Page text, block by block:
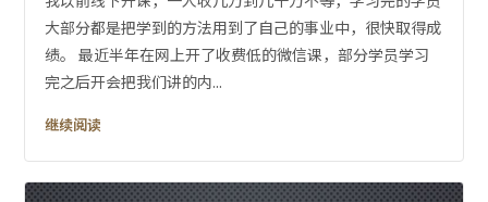
大部分都是把学到的方法用到了自己的事业中，很快取得成
绩。 最近半年在网上开了收费低的微信课，部分学员学习
完之后开会把我们讲的内...
继续阅读